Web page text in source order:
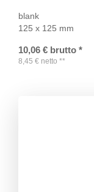
blank
125 x 125 mm
10,06 € brutto *
8,45 € netto **